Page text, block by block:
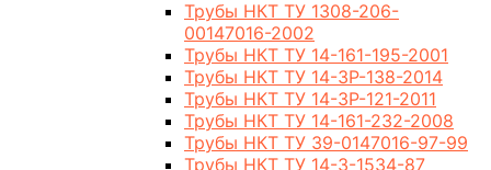
Трубы НКТ ТУ 1308-206-
00147016-2002
Трубы НКТ ТУ 14-161-195-2001
Трубы НКТ ТУ 14-3Р-138-2014
Трубы НКТ ТУ 14-3Р-121-2011
Трубы НКТ ТУ 14-161-232-2008
Трубы НКТ ТУ 39-0147016-97-99
Трубы НКТ ТУ 14-3-1534-87